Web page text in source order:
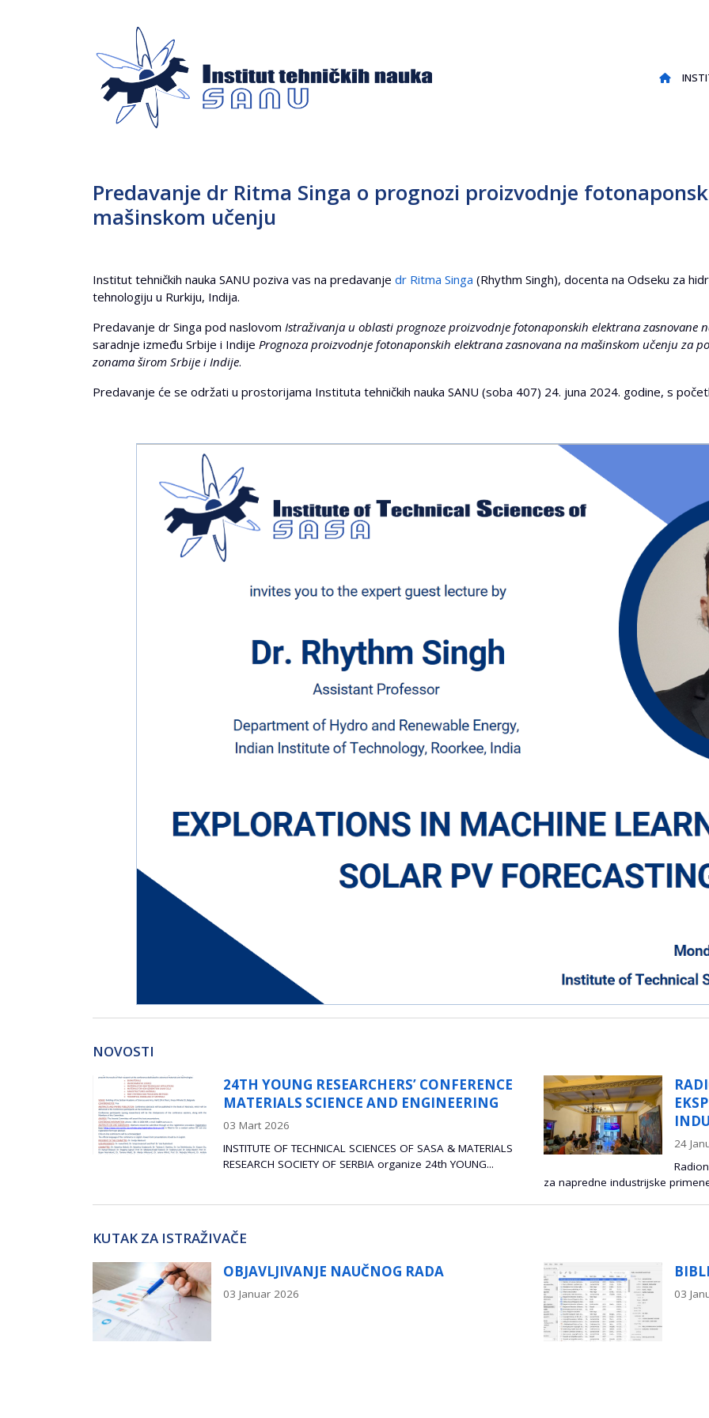
Predavanje dr Ritma Singa o prognozi proizvodnje
mašinskom učenju
Institut tehničkih nauka SANU poziva vas na predavanje dr Ritma Singa (Rhythm Singh), docenta na Odseku za
tehnologiju u Rurkiju, Indija.
Predavanje dr Singa pod naslovom Istraživanja u oblasti prognoze proizvodnje fotonaponskih elektrana zasnovane
saradnje između Srbije i Indije Prognoza proizvodnje fotonaponskih elektrana zasnovana na mašinskom učenju za
zonama širom Srbije i Indije.
Predavanje će se održati u prostorijama Instituta tehničkih nauka SANU (soba 407) 24. juna 2024. godine, s
NOVOSTI
RESEARCHERS’ CONFERENCE
SCIENCE AND ENGINEERING
SCIENCES OF SASA & MATERIALS
RADIONICA „INTEGRACIJA SIMULACIJA I
EKSPERIMENATA ZA NAPREDNE
INDUSTRIJSKE PRIMENE“
24 Januar 2026
Radionica posvećena integraciji simulacija i eksperimenata
KUTAK ZA ISTRAŽIVAČE
NAUČNOG RADA BIBLIOGRAFSKI ALATI